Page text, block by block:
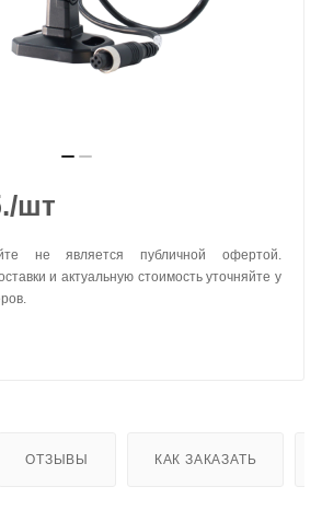
/шт
не является публичной офертой.
и актуальную стоимость уточняйте у
ОТЗЫВЫ КАК ЗАКАЗАТЬ